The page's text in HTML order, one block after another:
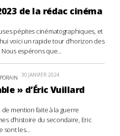
de la rédac cinéma
pépites cinématographiques, et
voici un rapide tour d’horizon des
espérons que...
30 JANVIER 2024
» d’Éric Vuillard
de mention faite à la guerre
d’histoire du secondaire, Eric
sont les...